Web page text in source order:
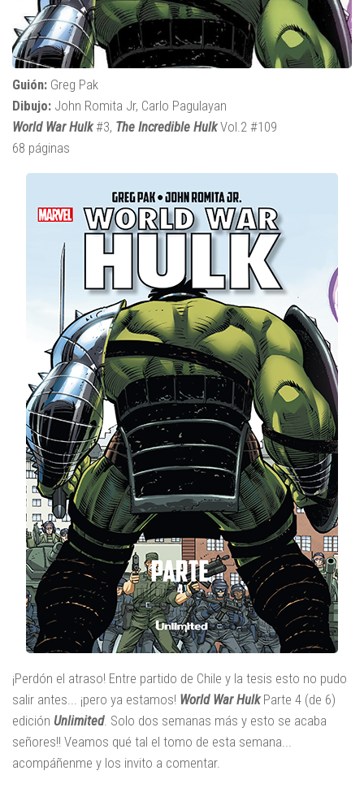
Guión: Greg Pak
Dibujo: John Romita Jr, Carlo Pagulayan
World War Hulk#3, The Incredible HulkVol.2 #109
68 páginas
¡Perdón el atraso! Entre partido de Chile y la tesis esto no pudo
salir antes... ¡pero ya estamos! World War HulkParte 4 (de 6)
edición Unlimited. Solo dos semanas más y esto se acaba
señores!! Veamos qué tal el tomo de esta semana...
acompáñenme y los invito a comentar.